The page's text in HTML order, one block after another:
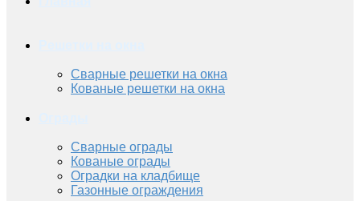
Сварные решетки на окна
Кованые решетки на окна
Сварные ограды
Кованые ограды
Оградки на кладбище
Газонные ограждения